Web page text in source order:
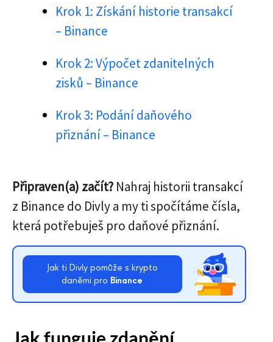
Krok 1: Získání historie transakcí
– Binance
Krok 2: Výpočet zdanitelných
zisků – Binance
Krok 3: Podání daňového
přiznání – Binance
Připraven(a) začít? Nahraj historii transakcí
z Binance do Divly a my ti spočítáme čísla,
která potřebuješ pro daňové přiznání.
Jak ti Divly pomůže s krypto
daněmi pro Binance